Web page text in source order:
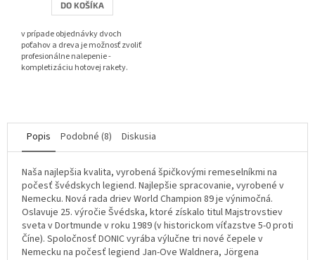
z
hviezdičiek.
DO KOŠÍKA
v prípade objednávky dvoch
poťahov a dreva je možnosť zvoliť
profesionálne nalepenie -
kompletizáciu hotovej rakety.
Popis Podobné (8) Diskusia
Naša najlepšia kvalita, vyrobená špičkovými remeselníkmi na
počesť švédskych legiend. Najlepšie spracovanie, vyrobené v
Nemecku. Nová rada driev World Champion 89 je výnimočná.
Oslavuje 25. výročie Švédska, ktoré získalo titul Majstrovstiev
sveta v Dortmunde v roku 1989 (v historickom víťazstve 5-0 proti
Číne). Spoločnosť DONIC vyrába výlučne tri nové čepele v
Nemecku na počesť legiend Jan-Ove Waldnera, Jörgena